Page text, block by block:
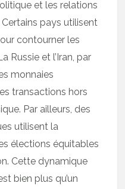
et les relations
pays utilisent
contourner les
Russie et l’Iran, par
monnaies
transactions hors
Par ailleurs, des
utilisent la
élections équitables
Cette dynamique
bien plus qu’un